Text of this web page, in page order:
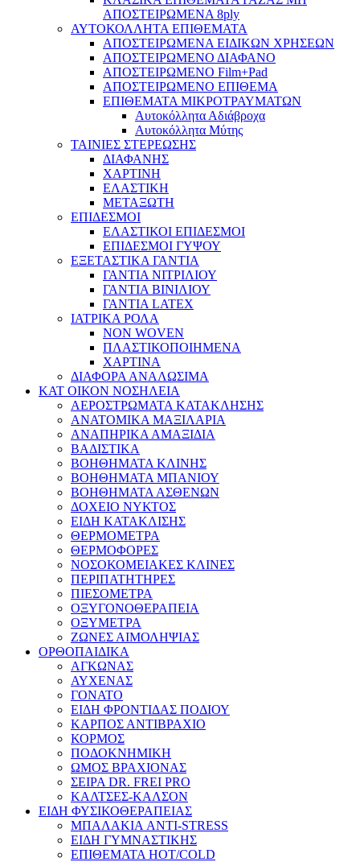
ΑΠΟΣΤΕΙΡΩΜΕΝΑ 8ply
ΑΥΤΟΚΟΛΛΗΤΑ ΕΠΙΘΕΜΑΤΑ
ΑΠΟΣΤΕΙΡΩΜΕΝΑ ΕΙΔΙΚΩΝ ΧΡΗΣΕΩΝ
ΑΠΟΣΤΕΙΡΩΜΕΝΟ ΔΙΑΦΑΝΟ
ΑΠΟΣΤΕΙΡΩΜΕΝΟ Film+Pad
ΑΠΟΣΤΕΙΡΩΜΕΝΟ ΕΠΙΘΕΜΑ
ΕΠΙΘΕΜΑΤΑ ΜΙΚΡΟΤΡΑΥΜΑΤΩΝ
Αυτοκόλλητα Αδιάβροχα
Αυτοκόλλητα Μύτης
ΤΑΙΝΙΕΣ ΣΤΕΡΕΩΣΗΣ
ΔΙΑΦΑΝΗΣ
ΧΑΡΤΙΝΗ
ΕΛΑΣΤΙΚΗ
ΜΕΤΑΞΩΤΗ
ΕΠΙΔΕΣΜΟΙ
ΕΛΑΣΤΙΚΟΙ ΕΠΙΔΕΣΜΟΙ
ΕΠΙΔΕΣΜΟΙ ΓΥΨΟΥ
ΕΞΕΤΑΣΤΙΚΑ ΓΑΝΤΙΑ
ΓΑΝΤΙΑ ΝΙΤΡΙΛΙΟΥ
ΓΑΝΤΙΑ ΒΙΝΙΛΙΟΥ
ΓΑΝΤΙΑ LATEX
ΙΑΤΡΙΚΑ ΡΟΛΑ
NON WOVEN
ΠΛΑΣΤΙΚΟΠΟΙΗΜΕΝΑ
ΧΑΡΤΙΝΑ
ΔΙΑΦΟΡΑ ΑΝΑΛΩΣΙΜΑ
ΚΑΤ ΟΙΚΟΝ ΝΟΣΗΛΕΙΑ
ΑΕΡΟΣΤΡΩΜΑΤΑ ΚΑΤΑΚΛΗΣΗΣ
ΑΝΑΤΟΜΙΚΑ ΜΑΞΙΛΑΡΙΑ
ΑΝΑΠΗΡΙΚΑ ΑΜΑΞΙΔΙΑ
ΒΑΔΙΣΤΙΚΑ
ΒΟΗΘΗΜΑΤΑ ΚΛΙΝΗΣ
ΒΟΗΘΗΜΑΤΑ ΜΠΑΝΙΟΥ
ΒΟΗΘΗΜΑΤΑ ΑΣΘΕΝΩΝ
ΔΟΧΕΙΟ ΝΥΚΤΟΣ
ΕΙΔΗ ΚΑΤΑΚΛΙΣΗΣ
ΘΕΡΜΟΜΕΤΡΑ
ΘΕΡΜΟΦΟΡΕΣ
ΝΟΣΟΚΟΜΕΙΑΚΕΣ ΚΛΙΝΕΣ
ΠΕΡΙΠΑΤΗΤΗΡΕΣ
ΠΙΕΣΟΜΕΤΡΑ
ΟΞΥΓΟΝΟΘΕΡΑΠΕΙΑ
ΟΞΥΜΕΤΡΑ
ΖΩΝΕΣ ΑΙΜΟΛΗΨΙΑΣ
ΟΡΘΟΠΑΙΔΙΚΑ
ΑΓΚΩΝΑΣ
ΑΥΧΕΝΑΣ
ΓΟΝΑΤΟ
ΕΙΔΗ ΦΡΟΝΤΙΔΑΣ ΠΟΔΙΟΥ
ΚΑΡΠΟΣ ΑΝΤΙΒΡΑΧΙΟ
ΚΟΡΜΟΣ
ΠΟΔΟΚΝΗΜΙΚΗ
ΩΜΟΣ ΒΡΑΧΙΟΝΑΣ
ΣΕΙΡΑ DR. FREI PRO
ΚΑΛΤΣΕΣ-ΚΑΛΣΟΝ
ΕΙΔΗ ΦΥΣΙΚΟΘΕΡΑΠΕΙΑΣ
ΜΠΑΛΑΚΙΑ ANTI-STRESS
ΕΙΔΗ ΓΥΜΝΑΣΤΙΚΗΣ
ΕΠΙΘΕΜΑΤΑ HOT/COLD